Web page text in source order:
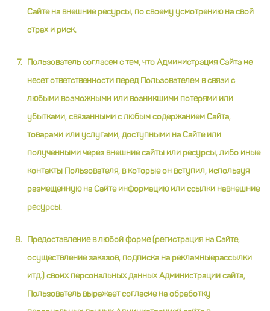
Сайте на внешние ресурсы, по своему усмотрению на свой
страх и риск.
Пользователь согласен с тем, что Администрация Сайта не
несет ответственности перед Пользователем в связи с
любыми возможными или возникшими потерями или
убытками, связанными с любым содержанием Сайта,
товарами или услугами, доступными на Сайте или
полученными через внешние сайты или ресурсы, либо иные
контакты Пользователя, в которые он вступил, используя
размещенную на Сайте информацию или ссылки навнешние
ресурсы.
Предоставление в любой форме (регистрация на Сайте,
осуществление заказов, подписка на рекламныерассылки
итд.) своих персональных данных Администрации сайта,
Пользователь выражает согласие на обработку